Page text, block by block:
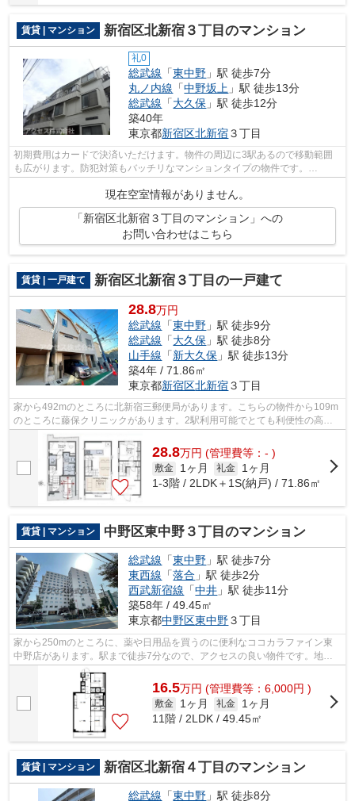
賃貸 | マンション 新宿区北新宿３丁目のマンション
礼0
総武線 「東中野 」駅 徒歩7分
丸ノ内線 「中野坂上 」駅 徒歩13分
総武線 「大久保 」駅 徒歩12分
築40年
東京都新宿区北新宿３丁目
初期費用はカードで決済いただけます。物件の周辺に3駅あるので移動範囲
も広がります。防犯対策もバッチリなマンションタイプの物件です。
現在空室情報がありません。
「新宿区北新宿３丁目のマンション」への
お問い合わせはこちら
賃貸 | 一戸建て 新宿区北新宿３丁目の一戸建て
28.8万円
総武線 「東中野 」駅 徒歩9分
総武線 「大久保 」駅 徒歩8分
山手線 「新大久保 」駅 徒歩13分
築4年 / 71.86㎡
東京都新宿区北新宿３丁目
家から492mのところに北新宿三郵便局があります。こちらの物件から109m
のところに藤保クリニックがあります。2駅利用可能でとても利便性の高い
一戸建てです。築4年の築浅物件。新宿区...
28.8万円 (管理費等：- )
敷金 1ヶ月 礼金
1ヶ月
1-3階 / 2LDK＋1S(納戸) / 71.86㎡
賃貸 | マンション 中野区東中野３丁目のマンション
総武線 「東中野 」駅 徒歩7分
東西線 「落合 」駅 徒歩2分
西武新宿線 「中井 」駅 徒歩11分
築58年 / 49.45㎡
東京都中野区東中野３丁目
家から250mのところに、薬や日用品を買うのに便利なココカラファイン東
中野店があります。駅まで徒歩7分なので、アクセスの良い物件です。地上
12階建ての物件。近くに駅が3つあるため...
16.5万円 (管理費等：6,000円 )
敷金 1ヶ月 礼金
1ヶ月
11階 / 2LDK / 49.45㎡
賃貸 | マンション 新宿区北新宿４丁目のマンション
総武線 「東中野 」駅 徒歩8分